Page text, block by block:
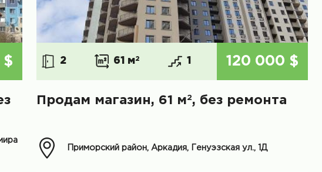
$ 2 61 м2 1 120 000 $
Продам магазин, 61 м2, без ремонта
Приморский район, Аркадия, Генуэзская ул., 1Д